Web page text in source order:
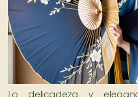
La delicadeza y